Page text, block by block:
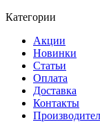
Категории
Акции
Новинки
Статьи
Оплата
Доставка
Контакты